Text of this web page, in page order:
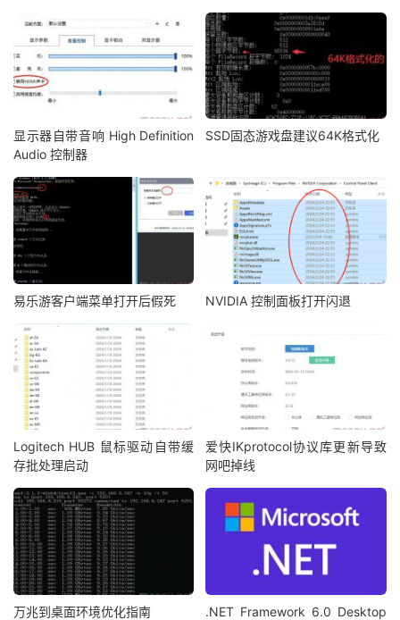
显示器自带音响 High Definition
Audio 控制器
SSD固态游戏盘建议64K格式化
易乐游客户端菜单打开后假死 NVIDIA 控制面板打开闪退
Logitech HUB 鼠标驱动自带缓
存批处理启动
爱快IKprotocol协议库更新导致
网吧掉线
万兆到桌面环境优化指南 .NET Framework 6.0 Desktop